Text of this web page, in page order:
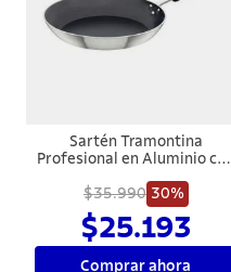
Sartén Tramontina
Profesional en Aluminio con
Antiadherente Starflon
Premium y Acabado
Externo Lijado 32 cm 3,1 L
$35.990 30%
$25.193
Comprar ahora